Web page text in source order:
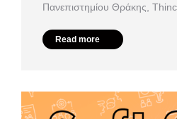
Πανεπιστημίου Θράκης,
Read more